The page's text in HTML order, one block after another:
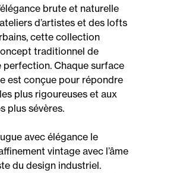
brute et naturelle
d’artistes et des lofts
cette collection
traditionnel de
perfection. Chaque surface
est conçue pour répondre
plus rigoureuses et aux
plus sévères.
avec élégance le
vintage avec l’âme
du design industriel.